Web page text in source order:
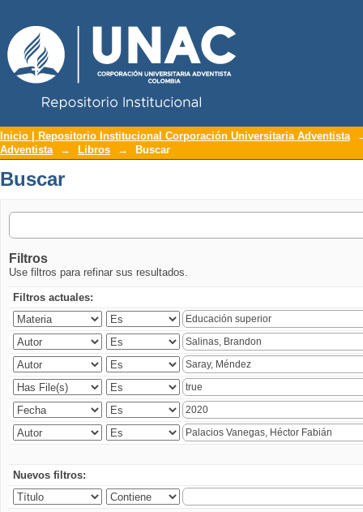
Buscar
Inicio | Repositorio Institucional Corporación Universitaria Adventista
Adventista
→ Libros → Buscar
Buscar
Filtros
Use filtros para refinar sus resultados.
Filtros actuales:
Nuevos filtros: